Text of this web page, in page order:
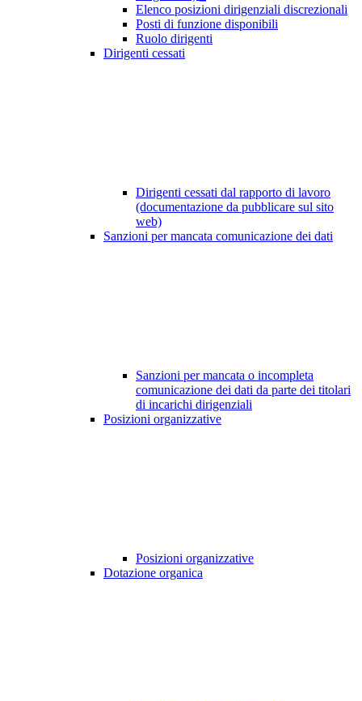
Elenco posizioni dirigenziali discrezionali
Posti di funzione disponibili
Ruolo dirigenti
Dirigenti cessati
Dirigenti cessati dal rapporto di lavoro
(documentazione da pubblicare sul sito
web)
Sanzioni per mancata comunicazione dei dati
Sanzioni per mancata o incompleta
comunicazione dei dati da parte dei titolari
di incarichi dirigenziali
Posizioni organizzative
Posizioni organizzative
Dotazione organica